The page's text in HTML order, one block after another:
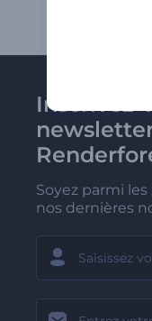
Inscrivez-
Soyez parmi
nos dernières